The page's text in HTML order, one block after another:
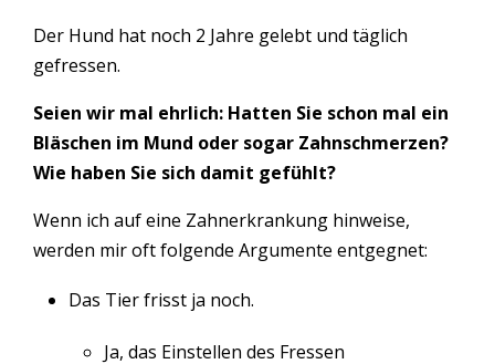
Der Hund hat noch 2 Jahre gelebt und täglich
gefressen.
Seien wir mal ehrlich: Hatten Sie schon mal ein
Bläschen im Mund oder sogar Zahnschmerzen?
Wie haben Sie sich damit gefühlt?
Wenn ich auf eine Zahnerkrankung hinweise,
werden mir oft folgende Argumente entgegnet:
Das Tier frisst ja noch.
Ja, das Einstellen des Fressen